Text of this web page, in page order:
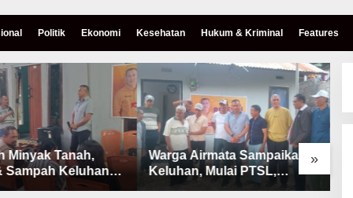
Politik Ekonomi Kesehatan Hukum & Kriminal Features
»
Minyak Tanah,
Sampah Keluhan
Airnona
Warga Airmata Sampaikan
Keluhan, Mulai PTSL,
Ketersediaan Minyak Tanah